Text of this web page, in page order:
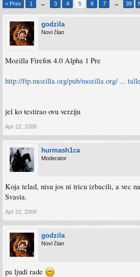
< Prev 1 ← 3 4 5 6 7 → 39
godzila
Novi član
Mozilla Firefox 4.0 Alpha 1 Pre
http://ftp.mozilla.org/pub/mozilla.org/ ...
jel ko testirao ovu verziju
Apr 22, 2008
hurmash1ca
Moderator
Koja telad, nisu jos ni tricu izbacili, a vec
Svasta.
Apr 22, 2008
godzila
Novi član
pa ljudi rade